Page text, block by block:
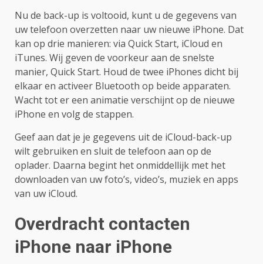
Nu de back-up is voltooid, kunt u de gegevens van
uw telefoon overzetten naar uw nieuwe iPhone. Dat
kan op drie manieren: via Quick Start, iCloud en
iTunes. Wij geven de voorkeur aan de snelste
manier, Quick Start. Houd de twee iPhones dicht bij
elkaar en activeer Bluetooth op beide apparaten.
Wacht tot er een animatie verschijnt op de nieuwe
iPhone en volg de stappen.
Geef aan dat je je gegevens uit de iCloud-back-up
wilt gebruiken en sluit de telefoon aan op de
oplader. Daarna begint het onmiddellijk met het
downloaden van uw foto’s, video’s, muziek en apps
van uw iCloud.
Overdracht contacten
iPhone naar iPhone